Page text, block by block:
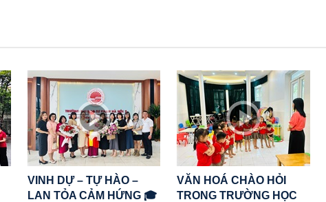
VINH DỰ – TỰ HÀO –
LAN TỎA CẢM HỨNG 🎓
VĂN HOÁ CHÀO HỎI
TRONG TRƯỜNG HỌC